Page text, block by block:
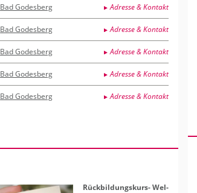
Bad Godesberg Adresse & Kontakt
Bad Godesberg Adresse & Kontakt
Bad Godesberg Adresse & Kontakt
Bad Godesberg Adresse & Kontakt
Bad Godesberg Adresse & Kontakt
Rück­bil­dungs­kurs- Wel­